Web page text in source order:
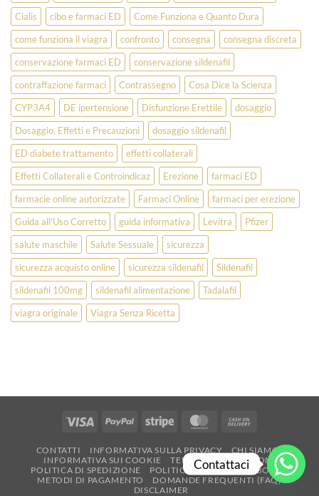
Cialis
cibo e farmaci ED
Come Funziona e Quanto Dura
come funziona il viagra
confronto consegna
consegna discreta
conservazione farmaci ED
conservazione sildenafil
contraffazione farmaci
Contrassegno
Cosa Dice la Scienza
CYP3A4
DE ipertensione Disfunzione Erettile
dosaggio
Dosaggio, Effetti e Precauzioni
dosaggio sildenafil
ED diabete trattamento
effetti collaterali
Effetti Collaterali e Controindicaz
Erezione
farmaci ED
farmacie online autorizzate
Farmaci Online
farmaci per erezione
Guida all'Uso Corretto
guida informativa Levitra
Pfizer
salute maschile
Salute Sessuale
sicurezza
sicurezza acquisto online
sicurezza sildenafil
Sildenafil
sildenafil 100mg
sildenafil alimentazione
Tadalafil
viagra originale
Viagra Senza Ricetta
Visa PayPal Stripe MasterCard
Delivery
CONTATTI INFORMATIVA SULLA PRIVACY
CHI SIAMO
INFORMATIVA SUI COOKIE
TERMINI E CONDIZIONI
POLITICA DI SPEDIZIONE
POLITICA DI RESO E RIMBORSO
METODI DI PAGAMENTO
DOMANDE FREQUENTI (FAQ)
DISCLAIMER
Contattaci